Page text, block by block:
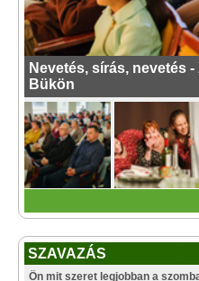
Nevetés, sírás, nevetés
Bükön
SZAVAZÁS
Ön mit szeret legjobban a